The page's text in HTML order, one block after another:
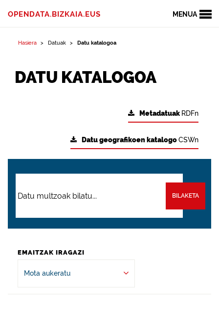
MENUA
OPENDATA.BIZKAIA.EUS
Hasiera Datuak Datu katalogoa
DATU KATALOGOA
Metadatuak RDFn
Datu geografikoen katalogoCSWn
BILAKETA
EMAITZAK IRAGAZI
Mota aukeratu